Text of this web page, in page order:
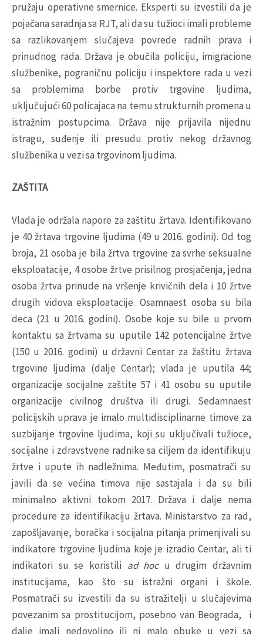
pružaju operativne smernice. Eksperti su izvestili da je
pojačana saradnja sa RJT, ali da su tužioci imali probleme
sa razlikovanjem slučajeva povrede radnih prava i
prinudnog rada. Država je obučila policiju, imigracione
službenike, pograničnu policiju i inspektore rada u vezi
sa problemima borbe protiv trgovine ljudima,
uključujući 60 policajaca na temu strukturnih promena u
istražnim postupcima. Država nije prijavila nijednu
istragu, suđenje ili presudu protiv nekog državnog
službenika u vezi sa trgovinom ljudima.
ZAŠTITA
Vlada je održala napore za zaštitu žrtava. Identifikovano
je 40 žrtava trgovine ljudima (49 u 2016. godini). Od tog
broja, 21 osoba je bila žrtva trgovine za svrhe seksualne
eksploatacije, 4 osobe žrtve prisilnog prosjačenja, jedna
osoba žrtva prinude na vršenje krivičnih dela i 10 žrtve
drugih vidova eksploatacije. Osamnaest osoba su bila
deca (21 u 2016. godini). Osobe koje su bile u prvom
kontaktu sa žrtvama su uputile 142 potencijalne žrtve
(150 u 2016. godini) u državni Centar za žaštitu žrtava
trgovine ljudima (dalje Centar); vlada je uputila 44;
organizacije socijalne zaštite 57 i 41 osobu su uputile
organizacije civilnog društva ili drugi. Sedamnaest
policijskih uprava je imalo multidisciplinarne timove za
suzbijanje trgovine ljudima, koji su uključivali tužioce,
socijalne i zdravstvene radnike sa ciljem da identifikuju
žrtve i upute ih nadležnima. Međutim, posmatrači su
javili da se većina timova nije sastajala i da su bili
minimalno aktivni tokom 2017. Država i dalje nema
procedure za identifikaciju žrtava. Ministarstvo za rad,
zapošljavanje, boračka i socijalna pitanja primenjivali su
indikatore trgovine ljudima koje je izradio Centar, ali ti
indikatori su se koristili ad hocu drugim državnim
institucijama, kao što su istražni organi i škole.
Posmatrači su izvestili da su istražitelji u slučajevima
povezanim sa prostitucijom, posebno van Beograda, i
dalje imali nedovoljno ili ni malo obuke u vezi sa